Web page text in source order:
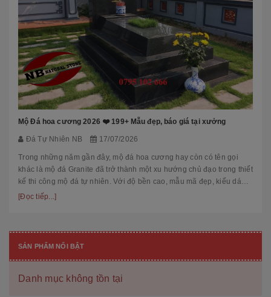
Mộ Đá hoa cương 2026 ❤️ 199+ Mẫu đẹp, báo giá tại xưởng
Đá Tự Nhiên NB 17/07/2026
Trong những năm gần đây, mộ đá hoa cương hay còn có tên gọi
khác là mộ đá Granite đã trở thành một xu hướng chủ đạo trong thiết
kế thi công mộ đá tự nhiên. Với độ bền cao, mẫu mã đẹp, kiểu dáng
hiệ...
[Đọc tiếp...]
SẢN PHẨM NỔI BẬT
Danh mục không tồn tại